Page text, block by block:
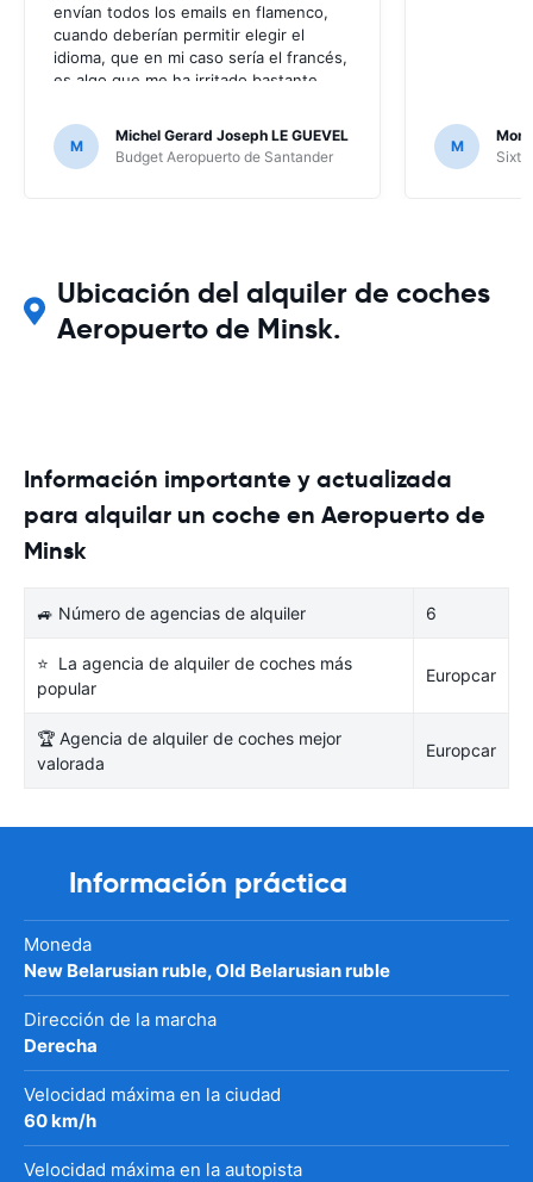
envían todos los emails en flamenco,
cuando deberían permitir elegir el
idioma, que en mi caso sería el francés,
es algo que me ha irritado bastante
mensajes que me enviaban; por suerte
no ha hecho falta, al no haber ningún
problema, pero en caso contrario...
M
Michel Gerard Joseph LE GUEVEL
Budget Aeropuerto de Santander
M
Sixt
Ubicación del alquiler de coches
Aeropuerto de Minsk.
Información importante y actualizada
para alquilar un coche en Aeropuerto de
Minsk
🚙 Número de agencias de alquiler 6
⭐ La agencia de alquiler de coches más
popular
Europcar
🏆 Agencia de alquiler de coches mejor
valorada
Europcar
Información práctica
Moneda
New Belarusian ruble, Old Belarusian ruble
Dirección de la marcha
Derecha
Velocidad máxima en la ciudad
60 km/h
Velocidad máxima en la autopista